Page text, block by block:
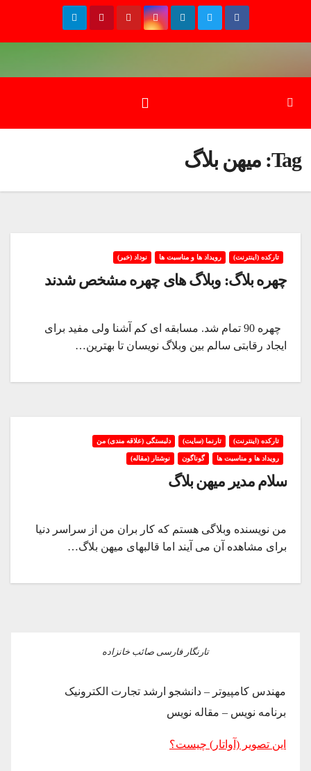
Tag: میهن بلاگ
تارکده (اینترنت) رویداد ها و مناسبت ها نوداد (خبر)
چهره بلاگ: وبلاگ های چهره مشخص شدند
چهره 90 تمام شد. مسابقه ای کم آشنا ولی مفید برای
ایجاد رقابتی سالم بین وبلاگ نویسان تا بهترین…
تارکده (اینترنت) تارنما (سایت) دلبستگی (علاقه مندی) من
رویداد ها و مناسبت ها گوناگون نوشتار (مقاله)
سلام مدیر میهن بلاگ
من نویسنده وبلاگی هستم که کار بران من از سراسر دنیا
برای مشاهده آن می آیند اما قالبهای میهن بلاگ…
تارنگار فارسی صائب خانزاده
مهندس کامپیوتر – دانشجو ارشد تجارت الکترونیک
برنامه نویس – مقاله نویس
این تصویر (آواتار) چیست؟